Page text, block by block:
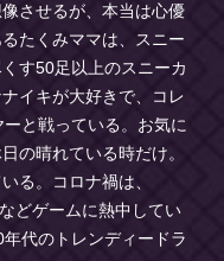
させるが、本当は心優
たくみママは、スニー
す50足以上のスニーカ
イキが大好きで、コレ
と戦っている。お気に
の晴れている時だけ。
る。コロナ禍は、
どゲームに熱中してい
代のトレンディードラ